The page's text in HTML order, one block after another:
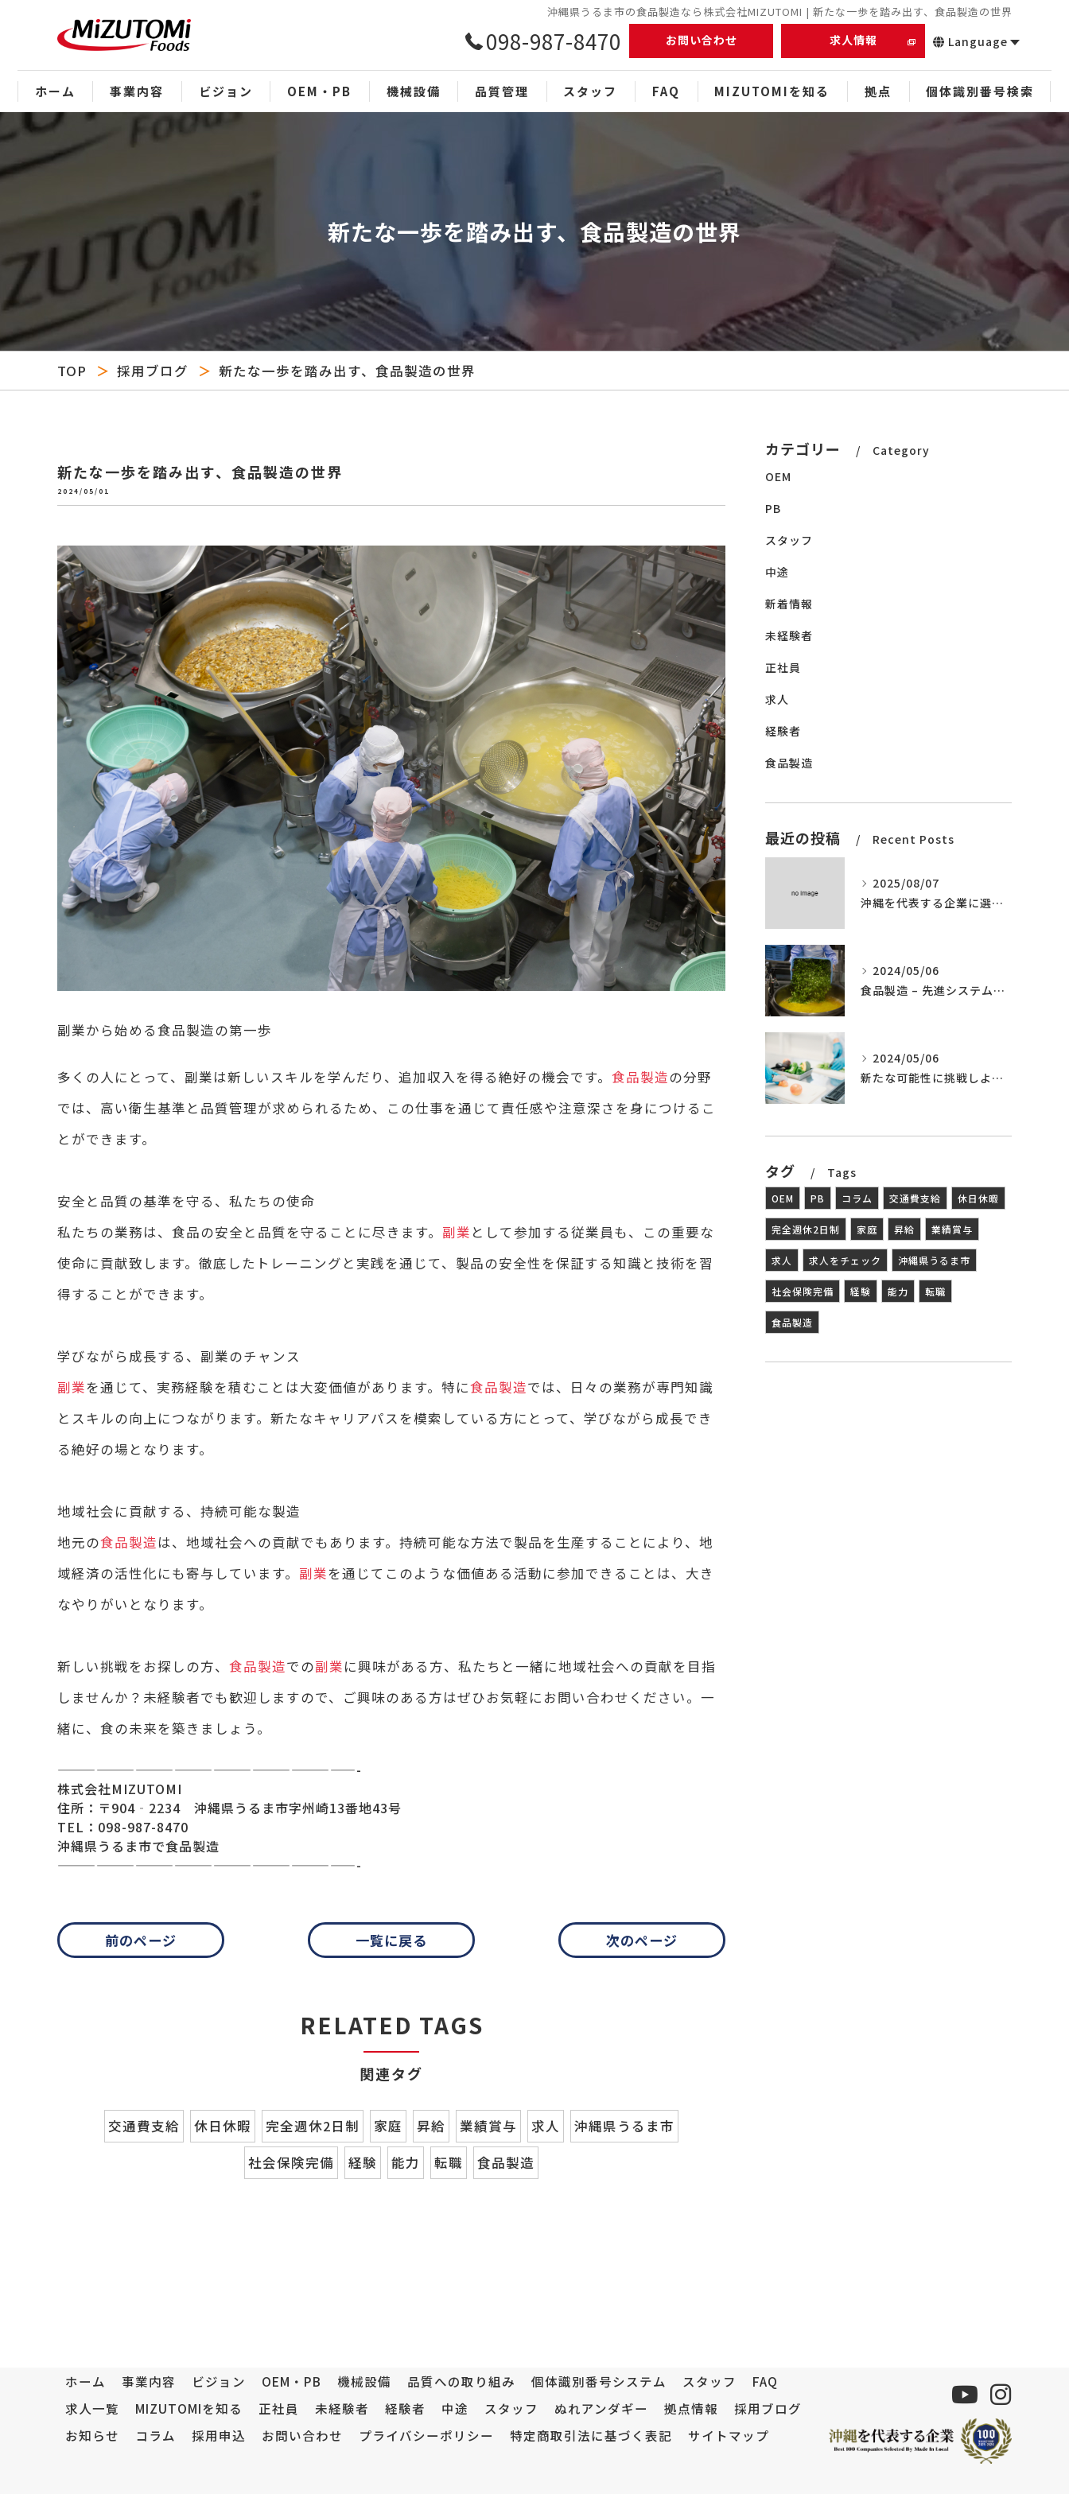
沖縄県うるま市の食品製造なら株式会社MIZUTOMI | 新たな一歩を踏み出す、食品製造の世界
098-987-8470 お問い合わせ 求人情報 Language
ホーム 事業内容 ビジョン OEM・PB 機械設備 品質管理 スタッフ FAQ MIZUTOMIを知る
未経験者
経験者
中途
ぬれアンダギー
拠点 個体識別番号検索
新たな一歩を踏み出す、食品製造の世界
TOP 採用ブログ 新たな一歩を踏み出す、食品製造の世界
新たな一歩を踏み出す、食品製造の世界
2024/05/01
副業から始める食品製造の第一歩
多くの人にとって、副業は新しいスキルを学んだり、追加収入を得る絶好の機会です。 食品製造の分野
では、高い衛生基準と品質管理が求められるため、この仕事を通じて責任感や注意深さを身につけるこ
とができます。
安全と品質の基準を守る、私たちの使命
私たちの業務は、食品の安全と品質を守ることに尽きます。 副業 として参加する従業員も、この重要な
使命に貢献致します。徹底したトレーニングと実践を通じて、製品の安全性を保証する知識と技術を習
得することができます。
学びながら成長する、副業のチャンス
副業を通じて、実務経験を積むことは大変価値があります。特に食品製造では、日々の業務が専門知識
とスキルの向上につながります。新たなキャリアパスを模索している方にとって、学びながら成長でき
る絶好の場となります。
地域社会に貢献する、持続可能な製造
地元の食品製造は、地域社会への貢献でもあります。持続可能な方法で製品を生産することにより、地
域経済の活性化にも寄与しています。 副業を通じてこのような価値ある活動に参加できることは、大き
なやりがいとなります。
新しい挑戦をお探しの方、 食品製造での副業に興味がある方、私たちと一緒に地域社会への貢献を目指
しませんか？未経験者でも歓迎しますので、ご興味のある方はぜひお気軽にお問い合わせください。一
緒に、食の未来を築きましょう。
———————————————————————-
株式会社MIZUTOMI
住所：〒904‐2234 沖縄県うるま市字州崎13番地43号
TEL：098-987-8470
沖縄県うるま市で食品製造
———————————————————————-
前のページ 一覧に戻る 次のページ
RELATED TAGS
関連タグ
交通費支給 休日休暇 完全週休2日制 家庭 昇給 業績賞与 求人
沖縄県うるま市
社会保険完備
経験 能力 転職 食品製造
カテゴリー
Category
OEM
PB
スタッフ
中途
新着情報
未経験者
正社員
求人
経験者
食品製造
最近の投稿 Recent Posts
2025/08/07
沖縄を代表する企業に選ばれました。
2024/05/06
食品製造 – 先進システムの導入
2024/05/06
新たな可能性に挑戦しよう – 食品製造の世界へ
タグ Tags
OEM PB コラム 交通費支給 休日休暇
完全週休2日制 家庭 昇給 業績賞与
求人 求人をチェック 沖縄県うるま市
社会保険完備 経験 能力 転職
食品製造
ホーム 事業内容 ビジョン OEM・PB 機械設備 品質への取り組み 個体識別番号システム スタッフ
FAQ
求人一覧
MIZUTOMIを知る 正社員 未経験者 経験者 中途 スタッフ ぬれアンダギー 拠点情報
採用ブログ
お知らせ
コラム 採用申込 お問い合わせ プライバシーポリシー 特定商取引法に基づく表記 サイトマップ